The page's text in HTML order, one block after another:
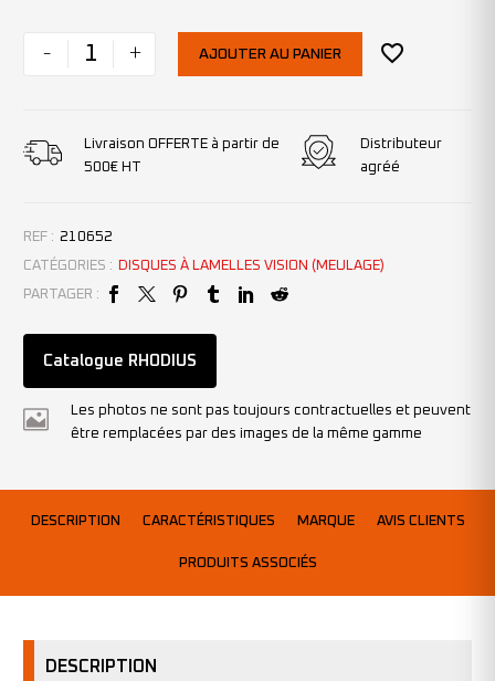
- + AJOUTER AU PANIER
Livraison OFFERTE à partir de
500€ HT
Distributeur
agréé
REF : 210652
CATÉGORIES :
DISQUES À LAMELLES VISION (MEULAGE)
PARTAGER :
Catalogue RHODIUS
Les photos ne sont pas toujours contractuelles et peuvent
être remplacées par des images de la même gamme
DESCRIPTION CARACTÉRISTIQUES MARQUE AVIS CLIENTS
PRODUITS ASSOCIÉS
DESCRIPTION